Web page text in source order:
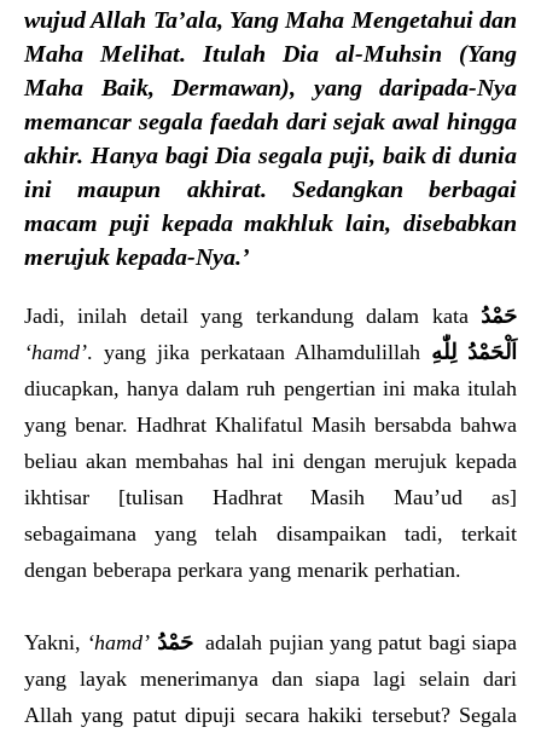
wujud Allah Ta’ala, Yang Maha Mengetahui dan
Maha Melihat. Itulah Dia al-Muhsin (Yang
Maha Baik, Dermawan), yang daripada-Nya
memancar segala faedah dari sejak awal hingga
akhir. Hanya bagi Dia segala puji, baik di dunia
ini maupun akhirat. Sedangkan berbagai
macam puji kepada makhluk lain, disebabkan
merujuk kepada-Nya.’
Jadi, inilah detail yang terkandung dalam kata حَمْدُ
‘hamd’. yang jika perkataan Alhamdulillah اَلْحَمْدُ لِلّٰهِ
diucapkan, hanya dalam ruh pengertian ini maka itulah
yang benar. Hadhrat Khalifatul Masih bersabda bahwa
beliau akan membahas hal ini dengan merujuk kepada
ikhtisar [tulisan Hadhrat Masih Mau’ud as]
sebagaimana yang telah disampaikan tadi, terkait
dengan beberapa perkara yang menarik perhatian.
Yakni, ‘hamd’ حَمْدُadalah pujian yang patut bagi siapa
yang layak menerimanya dan siapa lagi selain dari
Allah yang patut dipuji secara hakiki tersebut? Segala